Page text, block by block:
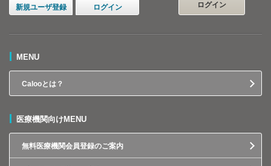
新規ユーザ登録 ログイン
ログイン
MENU
Calooとは？
医療機関向けMENU
無料医療機関会員登録のご案内